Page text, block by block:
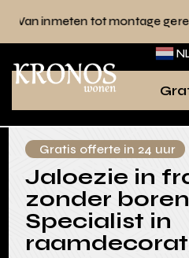
montage geregeld
Gratis offerte in 24 uur
Jaloezie in
zonder
Specialist in